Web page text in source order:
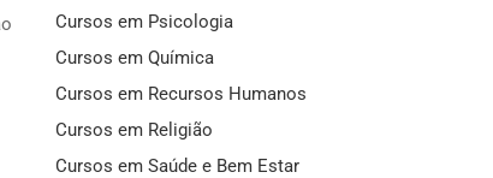
Cursos em Psicologia
Cursos em Química
Cursos em Recursos Humanos
Cursos em Religião
Cursos em Saúde e Bem Estar